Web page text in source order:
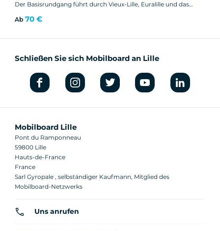
Der Basisrundgang führt durch Vieux-Lille, Euralille und das
einmal besucht? Haben Sie eine geführte Tour zu Fuß oder mit
Das ist Ihr Spaziergang!
Nach einer kurzen Einweisung durch einen anerkannten
Segway-Instruktor begeben Sie sich vom Eingang des Parc de la
Citadelle aus auf eine Fahrt, die Sie ganz nach Belieben gestalten
Ab 70 €
Schließen Sie sich Mobilboard an Lille
Mobilboard Lille
Pont du Ramponneau
59800 Lille
Hauts-de-France
France
Sarl Gyropale , selbständiger Kaufmann, Mitglied des
Mobilboard-Netzwerks
Uns anrufen